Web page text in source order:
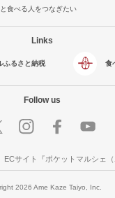
食べる人をつなぎたい
Links
ふるさと納税 食
Follow us
サイト『ポケットマルシェ（
2026 Ame Kaze Taiyo, Inc.